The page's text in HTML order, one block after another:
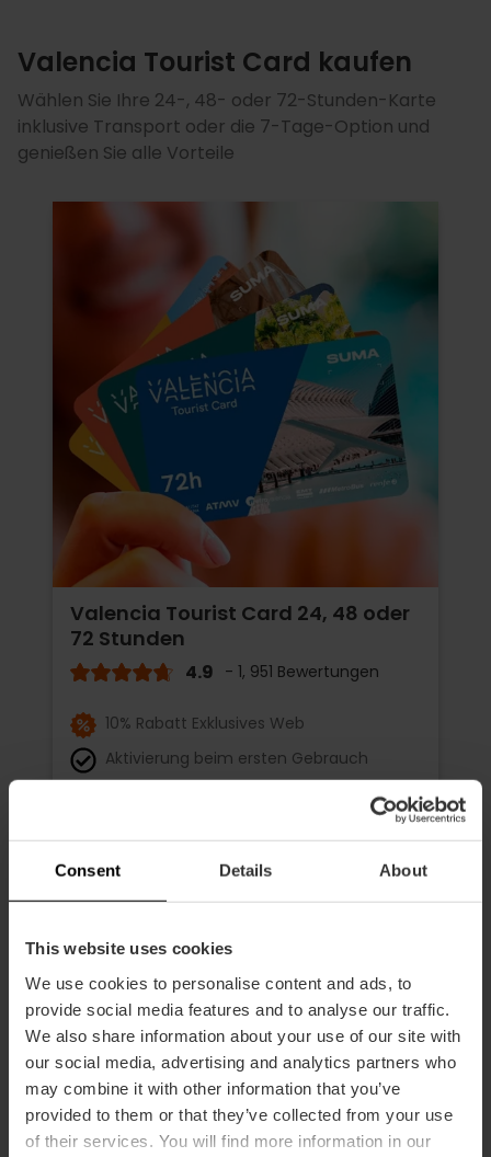
Consent Details About
This website uses cookies
We use cookies to personalise content and ads, to
provide social media features and to analyse our traffic.
We also share information about your use of our site with
our social media, advertising and analytics partners who
may combine it with other information that you’ve
provided to them or that they’ve collected from your use
of their services. You will find more information in our
Valencia Tourist Card kaufen
Wählen Sie Ihre 24-, 48- oder 72-Stunden-Karte
inklusive Transport oder die 7-Tage-Option und
genießen Sie alle Vorteile
Valencia Tourist Card 24, 48 oder
72 Stunden
4.9 - 1, 951 Bewertungen
10% Rabatt Exklusives Web
Aktivierung beim ersten Gebrauch